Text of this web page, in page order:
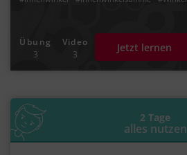
Übung
3
Video
3
Jetzt lernen
2 Tage
alles nutzen